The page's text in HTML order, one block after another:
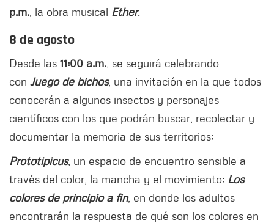
p.m. , la obra musical Ether.
8 de agosto
Desde las 11:00 a.m. , se seguirá celebrando
con Juego de bichos, una invitación en la que todos
conocerán a algunos insectos y personajes
científicos con los que podrán buscar, recolectar y
documentar la memoria de sus territorios;
Prototipicus, un espacio de encuentro sensible a
través del color, la mancha y el movimiento; Los
colores de principio a fin, en donde los adultos
encontrarán la respuesta de qué son los colores en